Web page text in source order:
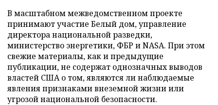
В масштабном межведомственном проекте
принимают участие Белый дом, управление
директора национальной разведки,
министерство энергетики, ФБР и NASA. При этом
свежие материалы, как и предыдущие
публикации, не содержат однозначных выводов
властей США о том, являются ли наблюдаемые
явления признаками внеземной жизни или
угрозой национальной безопасности.